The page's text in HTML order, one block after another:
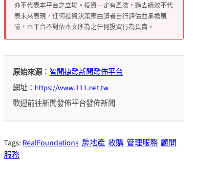
亦不代表本平台之立場。投資一定有風險，過去績效不代
表未來表現，任何投資決策應由讀者自行評估並承擔風
險，本平台不對依本文所為之任何投資行為負責。
原始來源：智聞捷發新聞發佈平台
網址： https://www.111.net.tw
歡迎前往新聞發佈平台發佈新聞
Tags: RealFoundations 房地產 收購 管理服務 顧問
服務